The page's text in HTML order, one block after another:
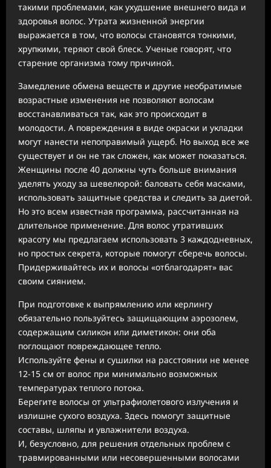
такими проблемами, как ухудшение внешнего вида и
здоровья волос. Утрата жизненной энергии
выражается в том, что волосы становятся тонкими,
хрупкими, теряют свой блеск. Ученые говорят, что
старение организма тому причиной.
Замедление обмена веществ и другие необратимые
возрастные изменения не позволяют волосам
восстанавливаться так, как это происходит в
молодости. А повреждения в виде окраски и укладки
могут нанести непоправимый ущерб. Но выход все же
существует и он не так сложен, как может показаться.
Женщины после 40 должны чуть больше внимания
уделять уходу за шевелюрой: баловать себя масками,
использовать защитные средства и следить за диетой.
Но это всем известная программа, рассчитанная на
длительное применение. Для волос утративших
красоту мы предлагаем использовать 3 каждодневных,
но простых секрета, которые помогут сберечь волосы.
Придерживайтесь их и волосы «отблагодарят» вас
своим сиянием.
При подготовке к выпрямлению или керлингу
обязательно пользуйтесь защищающим аэрозолем,
содержащим силикон или диметикон: они оба
поглощают повреждающее тепло.
Используйте фены и сушилки на расстоянии не менее
12-15 см от волос при минимально возможных
температурах теплого потока.
Берегите волосы от ультрафиолетового излучения и
излишне сухого воздуха. Здесь помогут защитные
составы, шляпы и увлажнители воздуха.
И, безусловно, для решения отдельных проблем с
травмированными или несовершенными волосами